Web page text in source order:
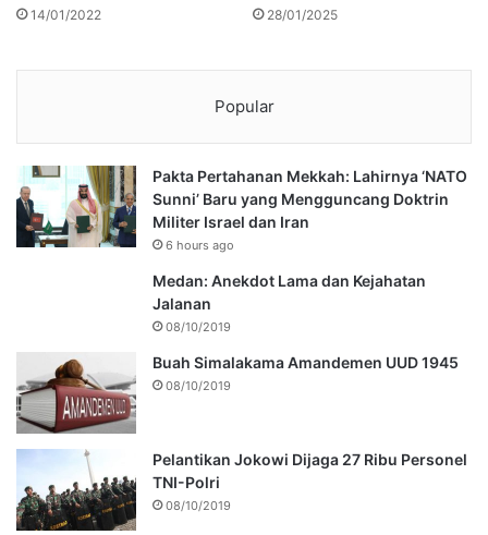
14/01/2022 28/01/2025
Popular
Pakta Pertahanan Mekkah: Lahirnya ‘NATO
Sunni’ Baru yang Mengguncang Doktrin
Militer Israel dan Iran
6 hours ago
Medan: Anekdot Lama dan Kejahatan
Jalanan
08/10/2019
Buah Simalakama Amandemen UUD 1945
08/10/2019
Pelantikan Jokowi Dijaga 27 Ribu Personel
TNI-Polri
08/10/2019